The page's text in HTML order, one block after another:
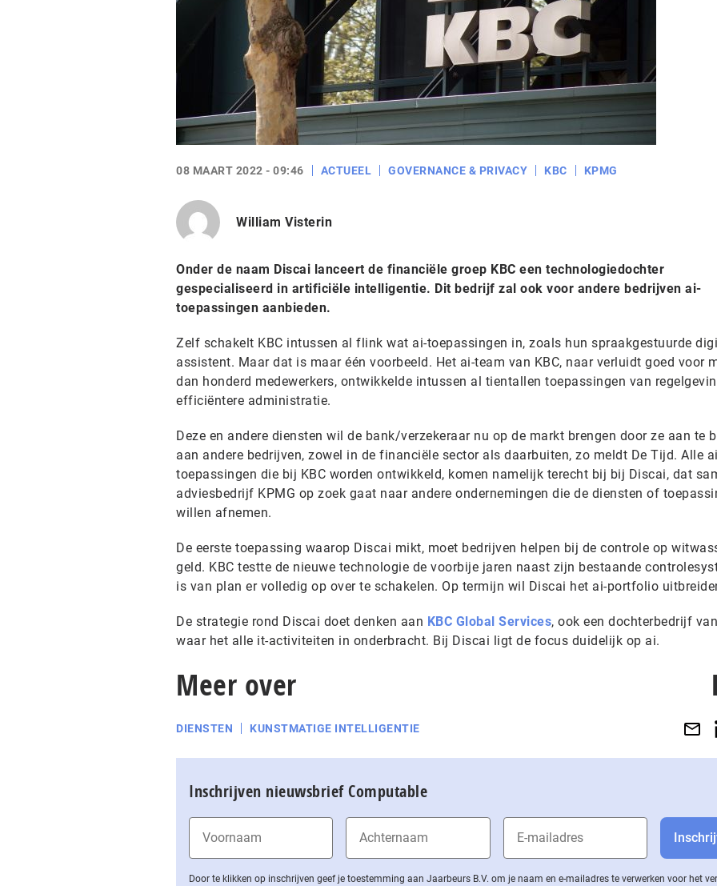
08 MAART 2022 - 09:46 ACTUEEL GOVERNANCE & PRIVACY KBC KPMG
William Visterin
Onder de naam Discai lanceert de financiële groep KBC een technologiedochter
gespecialiseerd in artificiële intelligentie. Dit bedrijf zal ook voor andere bedrijven ai-
toepassingen aanbieden.
Zelf schakelt KBC intussen al flink wat ai-toepassingen in, zoals hun spraakgestuurde
assistent. Maar dat is maar één voorbeeld. Het ai-team van KBC, naar verluidt goed voor
dan honderd medewerkers, ontwikkelde intussen al tientallen toepassingen van
efficiëntere administratie.
Deze en andere diensten wil de bank/verzekeraar nu op de markt brengen door ze aan te
aan andere bedrijven, zowel in de financiële sector als daarbuiten, zo meldt De Tijd. Alle
toepassingen die bij KBC worden ontwikkeld, komen namelijk terecht bij bij Discai, dat
adviesbedrijf KPMG op zoek gaat naar andere ondernemingen die de diensten of
willen afnemen.
De eerste toepassing waarop Discai mikt, moet bedrijven helpen bij de controle op
geld. KBC testte de nieuwe technologie de voorbije jaren naast zijn bestaande
is van plan er volledig op over te schakelen. Op termijn wil Discai het ai-portfolio
De strategie rond Discai doet denken aan KBC Global Services, ook een dochterbedrijf
waar het alle it-activiteiten in onderbracht. Bij Discai ligt de focus duidelijk op ai.
Meer over
DIENSTEN KUNSTMATIGE INTELLIGENTIE
Inschrijven nieuwsbrief Computable
Door te klikken op inschrijven geef je toestemming aan Jaarbeurs B.V. om je naam en e-mailadres te verwerken voor het